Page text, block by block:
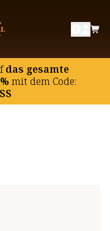
das gesamte
mit dem Code:
Wirkung